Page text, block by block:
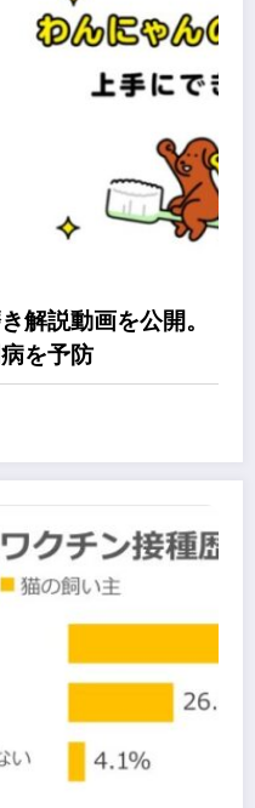
解説動画を公開。
を予防